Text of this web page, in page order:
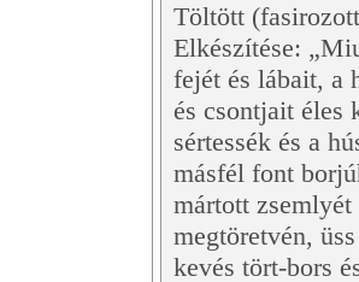
Töltött
Elkészítése:
fejét és lábait, a
és csontjait éles
sértessék és a
másfél font
mártott
megtöretvén,
kevés tört-bors